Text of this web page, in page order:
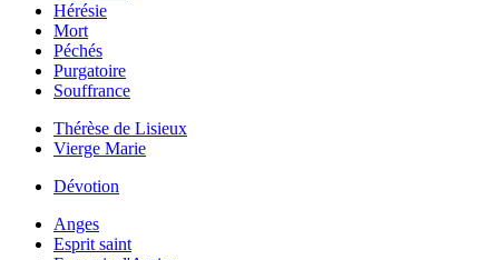
Hérésie
Mort
Péchés
Purgatoire
Souffrance
Thérèse de Lisieux
Vierge Marie
Dévotion
Anges
Esprit saint